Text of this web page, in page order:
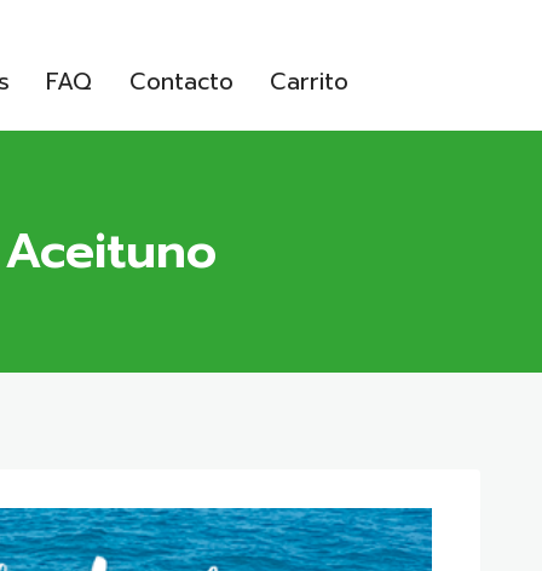
FAQ Contacto Carrito